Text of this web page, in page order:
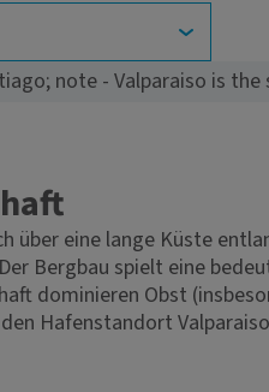
note - Valparaiso is
über eine lange Küste
Bergbau spielt eine
dominieren Obst
Hafenstandort